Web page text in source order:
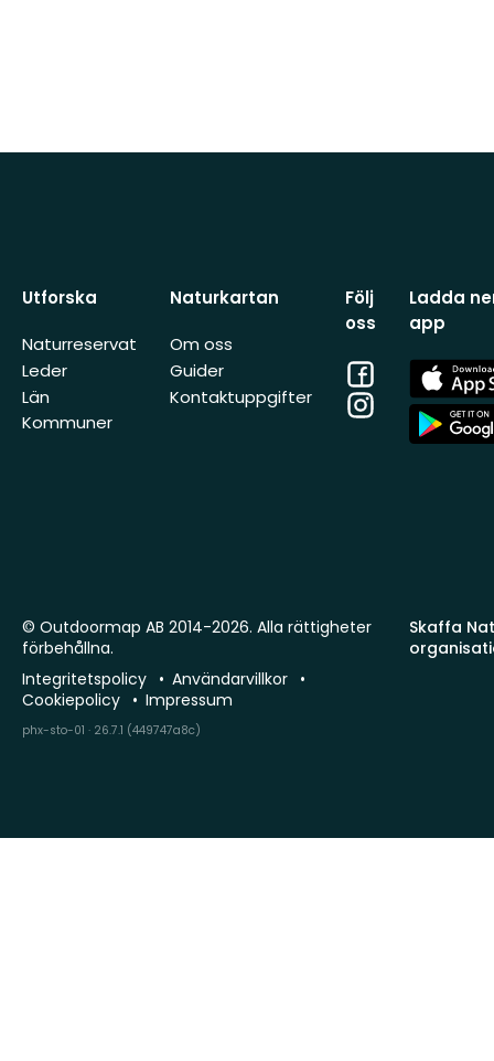
Utforska
Naturreservat
Leder
Län
Kommuner
Naturkartan
Om oss
Guider
Kontaktuppgifter
Följ
oss
Facebook
Instagram
Ladda
app
App
Store
App
Store
Skaffa
© Outdoormap AB 2014-2026. Alla rättigheter
förbehållna.
Integritetspolicy
Användarvillkor
Cookiepolicy
Impressum
phx-sto-01 · 26.7.1 (449747a8c)